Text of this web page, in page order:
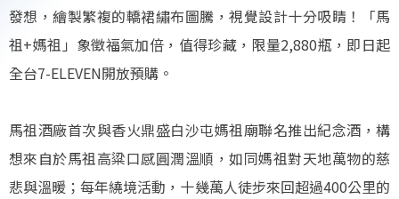
發想，繪製繁複的轎裙繡布圖騰，視覺設計十分吸睛！「馬
祖+媽祖」象徵福氣加倍，值得珍藏，限量2,880瓶，即日起
全台7-ELEVEN開放預購。
馬祖酒廠首次與香火鼎盛白沙屯媽祖廟聯名推出紀念酒，構
想來自於馬祖高粱口感圓潤溫順，如同媽祖對天地萬物的慈
悲與溫暖；每年繞境活動，十幾萬人徒步來回超過400公里的